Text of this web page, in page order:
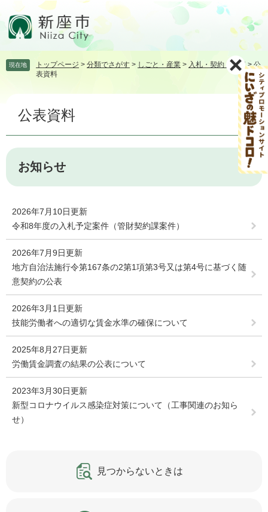
頭飛 現在地 トップページ > 分類でさがす > しごと・産業 > 入札・契約・検査 >公
表資料
公表資料
お知らせ
2026年7月10日更新
令和8年度の入札予定案件（管財契約課案件）
2026年7月9日更新
地方自治法施行令第167条の2第1項第3号又は第4号に基づく随
意契約の公表
2026年3月1日更新
技能労働者への適切な賃金水準の確保について
2025年8月27日更新
労働賃金調査の結果の公表について
2023年3月30日更新
新型コロナウイルス感染症対策について（工事関連のお知ら
せ）
見つからないときは